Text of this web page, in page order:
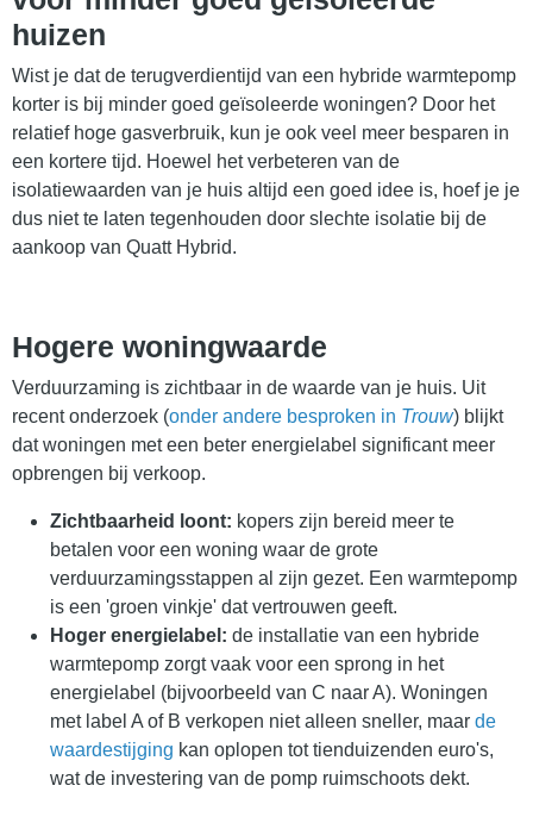
huizen
Wist je dat de terugverdientijd van een hybride warmtepomp
korter is bij minder goed geïsoleerde woningen? Door het
relatief hoge gasverbruik, kun je ook veel meer besparen in
een kortere tijd. Hoewel het verbeteren van de
isolatiewaarden van je huis altijd een goed idee is, hoef je je
dus niet te laten tegenhouden door slechte isolatie bij de
aankoop van Quatt Hybrid.
Hogere woningwaarde
Verduurzaming is zichtbaar in de waarde van je huis. Uit
recent onderzoek (onder andere besproken in Trouw) blijkt
dat woningen met een beter energielabel significant meer
opbrengen bij verkoop.
Zichtbaarheid loont: kopers zijn bereid meer te
betalen voor een woning waar de grote
verduurzamingsstappen al zijn gezet. Een warmtepomp
is een 'groen vinkje' dat vertrouwen geeft.
Hoger energielabel: de installatie van een hybride
warmtepomp zorgt vaak voor een sprong in het
energielabel (bijvoorbeeld van C naar A). Woningen
met label A of B verkopen niet alleen sneller, maar de
waardestijging kan oplopen tot tienduizenden euro's,
wat de investering van de pomp ruimschoots dekt.